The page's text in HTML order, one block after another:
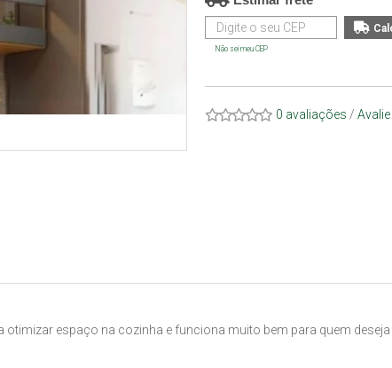
Não sei meu CEP
0 avaliações /
otimizar espaço na cozinha e funciona muito bem para quem